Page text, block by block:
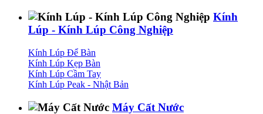
Kính
Lúp - Kính Lúp Công Nghiệp
Kính Lúp Để Bàn
Kính Lúp Kẹp Bàn
Kính Lúp Cầm Tay
Kính Lúp Peak - Nhật Bản
Máy Cất Nước